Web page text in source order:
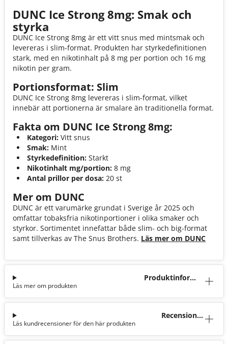
DUNC Ice Strong 8mg: Smak och
styrka
DUNC Ice Strong 8mg är ett vitt snus med mintsmak och
levereras i slim-format. Produkten har styrkedefinitionen
stark, med en nikotinhalt på 8 mg per portion och 16 mg
nikotin per gram.
Portionsformat: Slim
DUNC Ice Strong 8mg levereras i slim-format, vilket
innebär att portionerna är smalare än traditionella format.
Fakta om DUNC Ice Strong 8mg:
Kategori: Vitt snus
Smak: Mint
Styrkedefinition: Starkt
Nikotinhalt mg/portion: 8 mg
Antal prillor per dosa: 20 st
Mer om DUNC
DUNC är ett varumärke grundat i Sverige år 2025 och
omfattar tobaksfria nikotinportioner i olika smaker och
styrkor. Sortimentet innefattar både slim- och big-format
samt tillverkas av The Snus Brothers. Läs mer om DUNC
Produktinforma
Läs mer om produkten
Recensioner
Läs kundrecensioner för den här produkten